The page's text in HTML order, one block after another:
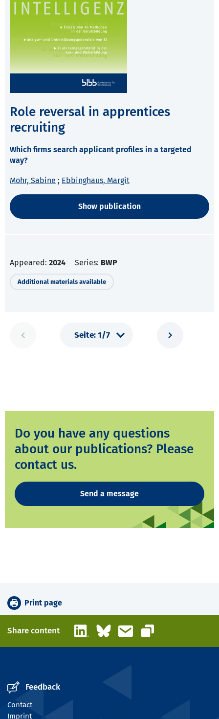
Role reversal in apprentices
recruiting
Which firms search applicant profiles in a targeted
way?
Mohr, Sabine ; Ebbinghaus, Margit
Show publication
Appeared: 2024 Series: BWP
Additional materials available
Do you have any questions
about our publications? Please
contact us.
Send a message
Print page
Share content LinkedInBlueskyEmail
Copy link
Feedback
Contact
Imprint